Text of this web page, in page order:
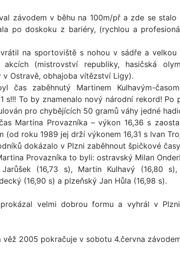
závodem v běhu na 100m/př a zde se stalo
po doskoku z bariéry, (rychlou a
vrátil na sportoviště s nohou v sádře a
akcích (mistrovství republiky, hasičská
Ostravě, obhajoba vítězství Ligy).
čas zaběhnutý Martinem Kulhavým-
s!!! To by znamenalo nový národní rekord! Po
pro chybějících 50 gramů váhy jedné
Martina Provazníka – výkon 16,36 s
(od roku 1989 jej drží výkonem 16,31 s Ivan
dokázalo v Plzni zaběhnout špičkové
Provazníka to byli: ostravský Milan
(16,73 s), Martin Kulhavý (16,80
(16,90 s) a plzeňský Jan Hůla (16,98 s).
velmi dobrou formu a vyhrál v
věž 2005 pokračuje v sobotu 4.června